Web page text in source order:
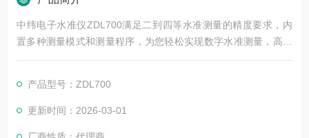
中纬电子水准仪ZDL700满足二到四等水准测量的精度要求，内
置多种测量模式和测量程序，为您轻松实现数字水准测量，高程
精度达到&amp;#177;0.7mm/km，距离精度达到&amp;#177;0.0
提供了测程表现：2m-105m，电子读数，自动记录，*消除人工
读数的判读错误，瞬间完成测量，单次测量3秒以内完成，提高5
产品型号：ZDL700
更新时间：2026-03-01